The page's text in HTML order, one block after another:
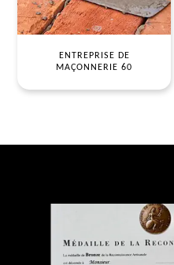
ENTREPRISE DE
MAÇONNERIE 60